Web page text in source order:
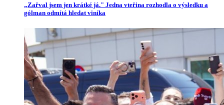
„Zařval jsem jen krátké já." Jedna vteřina rozhodla o výsledku a
gólman odmítá hledat viníka